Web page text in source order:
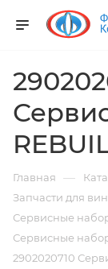
Главная —
Запчасти для
Сервисные
Сервисные
2902020710